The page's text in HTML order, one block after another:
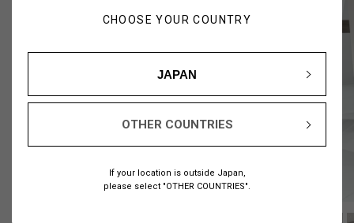
CHOOSE YOUR COUNTRY
JAPAN
OTHER COUNTRIES
If your location is outside Japan,
please select "OTHER COUNTRIES".